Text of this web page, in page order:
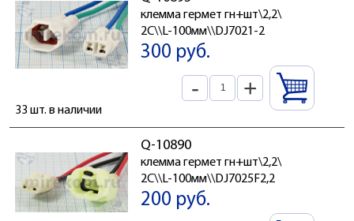
клемма гермет гн+шт\2,2\
2C\\L-100мм\\DJ7021-2
300 руб.
- +
33 шт. в наличии
Q-10890
клемма гермет гн+шт\2,2\
2C\\L-100мм\\DJ7025F2,2
200 руб.